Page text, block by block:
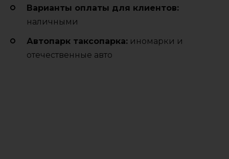
Варианты оплаты для клиентов:
наличными
Автопарк таксопарка: иномарки и
отечественные авто